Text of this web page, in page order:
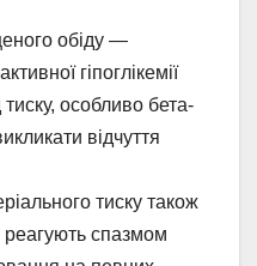
обіду —
гіпоглікемії
особливо бета-
відчуття
тиску також
спазмом